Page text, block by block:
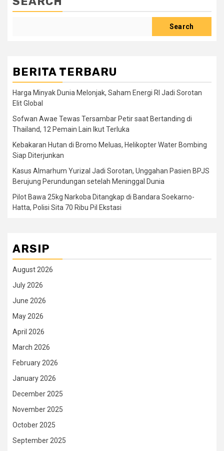
Search
BERITA TERBARU
Harga Minyak Dunia Melonjak, Saham Energi RI Jadi Sorotan
Elit Global
Sofwan Awae Tewas Tersambar Petir saat Bertanding di
Thailand, 12 Pemain Lain Ikut Terluka
Kebakaran Hutan di Bromo Meluas, Helikopter Water Bombing
Siap Diterjunkan
Kasus Almarhum Yurizal Jadi Sorotan, Unggahan Pasien BPJS
Berujung Perundungan setelah Meninggal Dunia
Pilot Bawa 25kg Narkoba Ditangkap di Bandara Soekarno-
Hatta, Polisi Sita 70 Ribu Pil Ekstasi
ARSIP
August 2026
July 2026
June 2026
May 2026
April 2026
March 2026
February 2026
January 2026
December 2025
November 2025
October 2025
September 2025